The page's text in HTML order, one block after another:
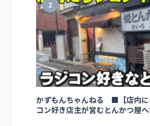
2
かずもんちゃんねる ■【店内に
コン好き店主が営むとんかつ屋へ